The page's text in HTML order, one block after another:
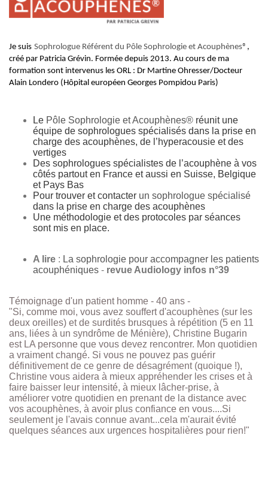
Je suis Sophrologue Référent du Pôle Sophrologie et Acouphènes® ,
créé par Patricia Grévin. Formée depuis 2013. Au cours de ma
formation sont intervenus les ORL : Dr Martine Ohresser/Docteur
Alain Londero (Hôpital européen Georges Pompidou Paris)
Le Pôle Sophrologie et Acouphènes® réunit une
équipe de sophrologues spécialisés dans la prise en
charge des acouphènes, de l’hyperacousie et des
vertiges
Des sophrologues spécialistes de l’acouphène à vos
côtés partout en France et aussi en Suisse, Belgique
et Pays Bas
Pour trouver et contacter un sophrologue spécialisé
dans la prise en charge des acouphènes
Une méthodologie et des protocoles par séances
sont mis en place.
A lire : La sophrologie pour accompagner les patients
acouphéniques - revue Audiology infos n°39
Témoignage d'un patient homme - 40 ans -
"Si, comme moi, vous avez souffert d'acouphènes (sur les
deux oreilles) et de surdités brusques à répétition (5 en 11
ans, liées à un syndrôme de Ménière), Christine Bugarin
est LA personne que vous devez rencontrer. Mon quotidien
a vraiment changé. Si vous ne pouvez pas guérir
définitivement de ce genre de désagrément (quoique !),
Christine vous aidera à mieux appréhender les crises et à
faire baisser leur intensité, à mieux lâcher-prise, à
améliorer votre quotidien en prenant de la distance avec
vos acouphènes, à avoir plus confiance en vous....Si
seulement je l'avais connue avant...cela m'aurait évité
quelques séances aux urgences hospitalières pour rien!"